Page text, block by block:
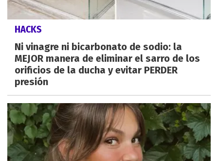
HACKS
Ni vinagre ni bicarbonato de sodio: la
MEJOR manera de eliminar el sarro de los
orificios de la ducha y evitar PERDER
presión